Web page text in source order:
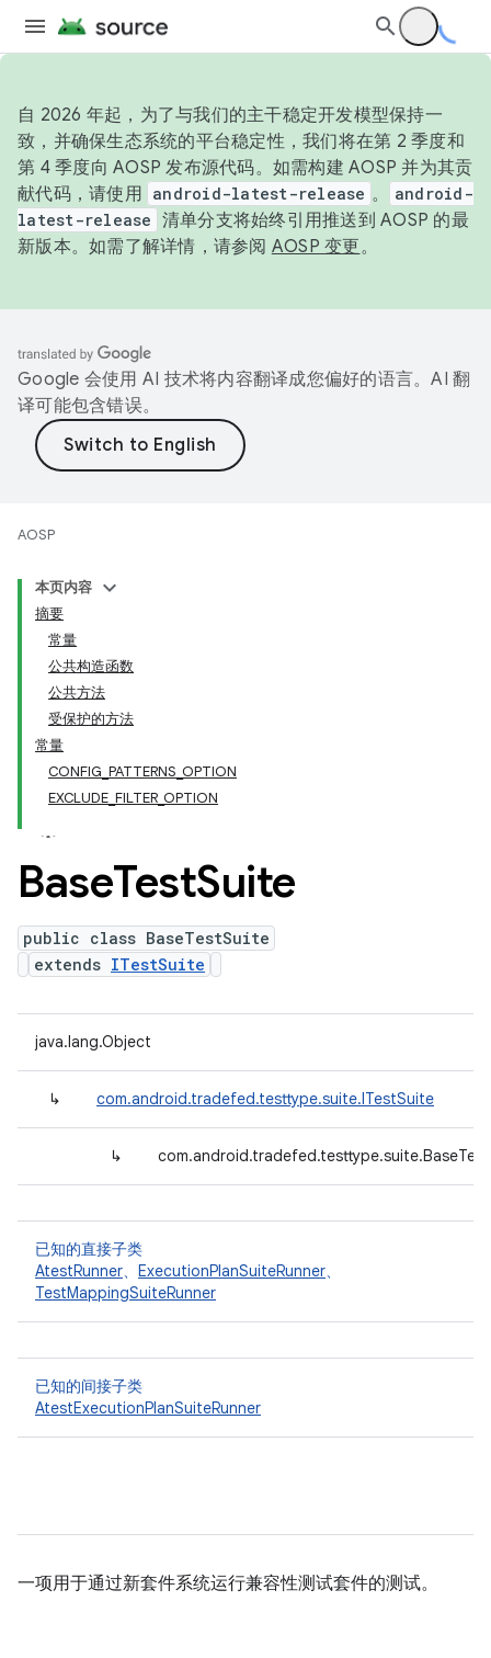
自 2026 年起，为了与我们的主干稳定开发模型保持一
致，并确保生态系统的平台稳定性，我们将在第 2 季度和
第 4 季度向 AOSP 发布源代码。如需构建 AOSP 并为其贡
献代码，请使用 android-latest-release 。
android-
latest-release 清单分支将始终引用推送到 AOSP 的最
新版本。如需了解详情，请参阅 AOSP 变更。
Google 会使用 AI 技术将内容翻译成您偏好的语言。AI 翻
译可能包含错误。
AOSP
本页内容
摘要
常量
公共构造函数
公共方法
受保护的方法
常量
CONFIG_PATTERNS_OPTION
EXCLUDE_FILTER_OPTION
BaseTestSuite
public class BaseTestSuite
extends ITestSuite
java.lang.Object
↳ com.android.tradefed.testtype.suite.ITestSuite
↳
已知的直接子类
AtestRunner、 ExecutionPlanSuiteRunner、
TestMappingSuiteRunner
已知的间接子类
AtestExecutionPlanSuiteRunner
一项用于通过新套件系统运行兼容性测试套件的测试。